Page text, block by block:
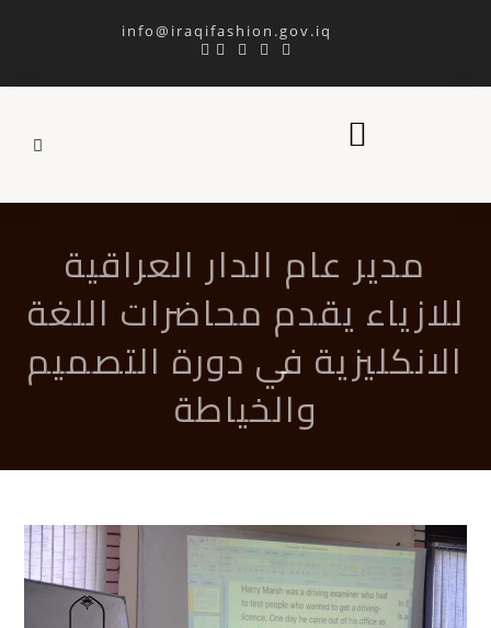
مدير عام الدار العراقية
للازياء يقدم محاضرات اللغة
الانكليزية في دورة التصميم
والخياطة